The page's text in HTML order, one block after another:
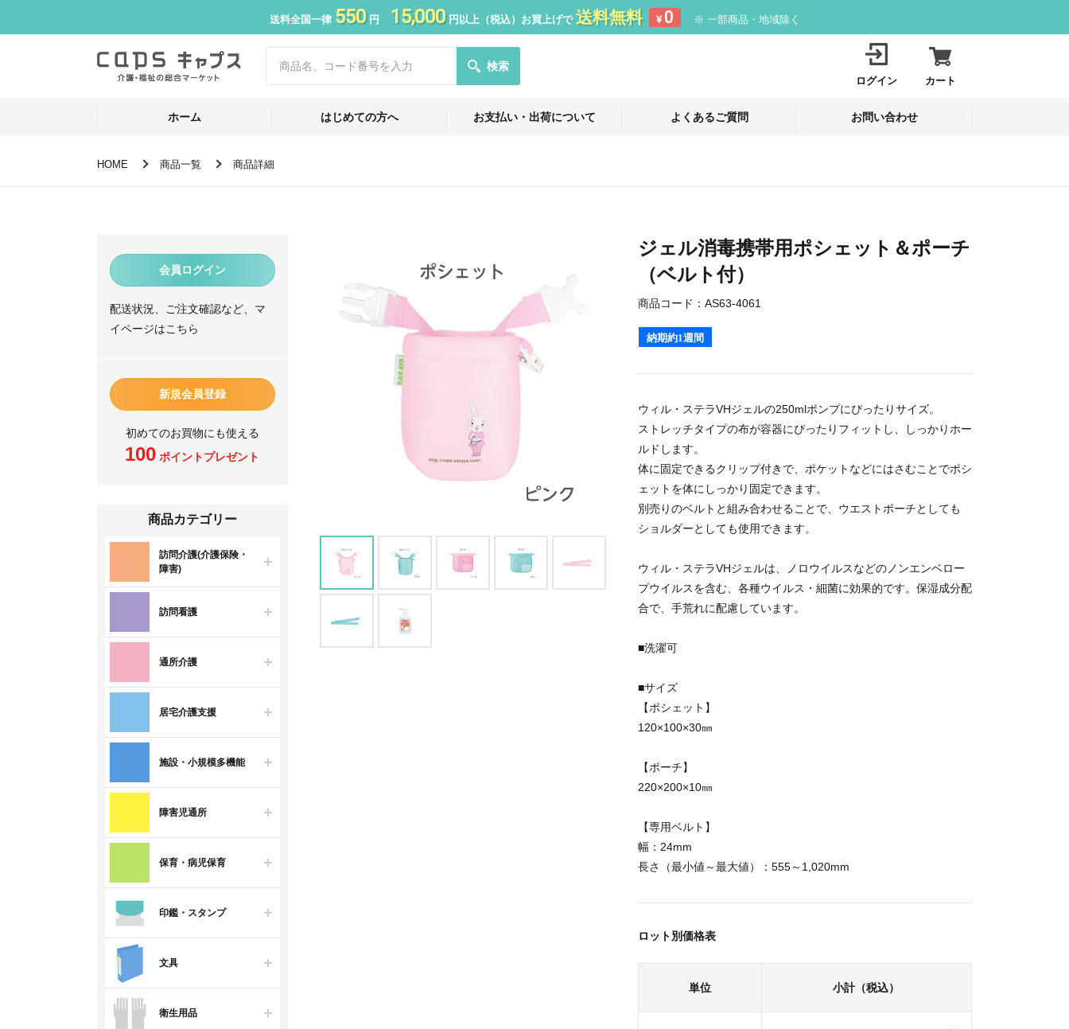
送料全国一律 550円 15,000円以上（税込）お買上げで 送料無料 ¥ 0 ※ 一部商品・地域除く
検索
ログイン カート
ホーム はじめての方へ お支払い・出荷について よくあるご質問 お問い合わせ
HOME 商品一覧 商品詳細
会員ログイン
配送状況、ご注文確認など、マ
イページはこちら
新規会員登録
初めてのお買物にも使える
100 ポイントプレゼント
商品カテゴリー
訪問介護(介護保険・
障害)
訪問看護
通所介護
居宅介護支援
施設・小規模多機能
障害児通所
保育・病児保育
印鑑・スタンプ
文具
衛生用品
ジェル消毒携帯用ポシェット＆ポーチ
（ベルト付）
商品コード： AS63-4061
納期約1週間
ウィル・ステラVHジェルの250mlポンプにぴったりサイズ。
ストレッチタイプの布が容器にぴったりフィットし、しっかりホー
ルドします。
体に固定できるクリップ付きで、ポケットなどにはさむことでポシ
ェットを体にしっかり固定できます。
別売りのベルトと組み合わせることで、ウエストポーチとしても
ショルダーとしても使用できます。
ウィル・ステラVHジェルは、ノロウイルスなどのノンエンベロー
プウイルスを含む、各種ウイルス・細菌に効果的です。保湿成分配
合で、手荒れに配慮しています。
■洗濯可
■サイズ
【ポシェット】
120×100×30㎜
【ポーチ】
220×200×10㎜
【専用ベルト】
幅：24mm
長さ（最小値～最大値）：555～1,020mm
ロット別価格表
単位 小計（税込）